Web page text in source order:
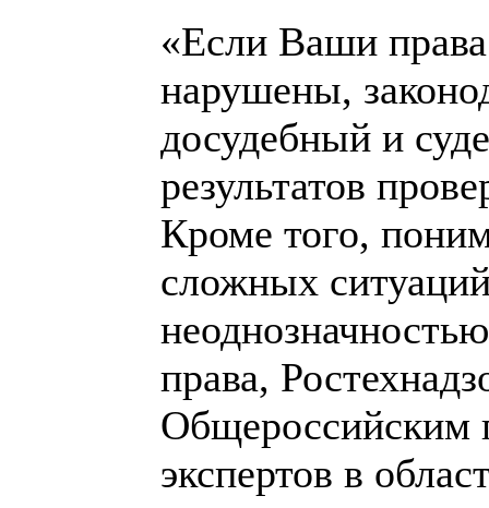
«Если Ваши
нарушены,
досудебный и
результатов
Кроме того,
сложных
права,
Общероссийским
экспертов в